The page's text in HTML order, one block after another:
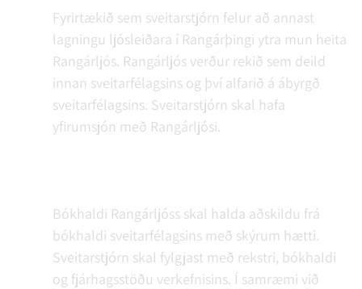
Fyrirtækið sem sveitarstjórn felur að annast
lagningu ljósleiðara í Rangárþingi ytra mun heita
Rangárljós. Rangárljós verður rekið sem deild
innan sveitarfélagsins og því alfarið á ábyrgð
sveitarfélagsins. Sveitarstjórn skal hafa
yfirumsjón með Rangárljósi.
Bókhaldi Rangárljóss skal halda aðskildu frá
bókhaldi sveitarfélagsins með skýrum hætti.
Sveitarstjórn skal fylgjast með rekstri, bókhaldi
og fjárhagsstöðu verkefnisins. Í samræmi við